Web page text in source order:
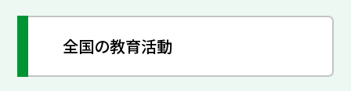
全国の教育活動